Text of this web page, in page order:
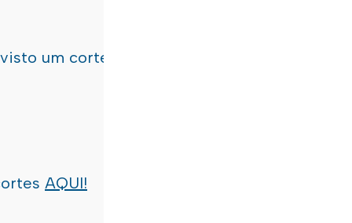
um corte de água
AQUI!